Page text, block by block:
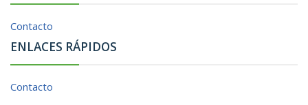
Contacto
ENLACES RÁPIDOS
Contacto